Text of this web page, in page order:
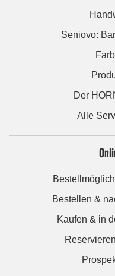
Seniovo:
Der
Alle
Bestellen &
Kaufen & in